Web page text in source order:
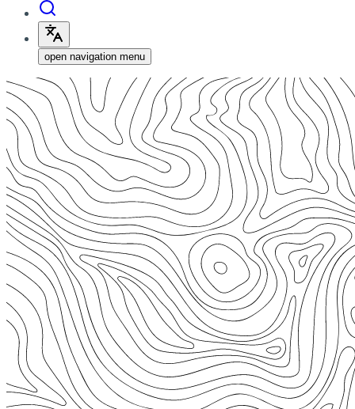
open navigation menu